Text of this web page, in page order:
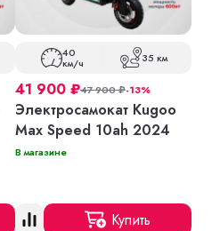
40
км/ч 35 км
41 900 ₽47 900₽-13%
Электросамокат Kugoo
Max Speed 10ah 2024
В магазине
Купить